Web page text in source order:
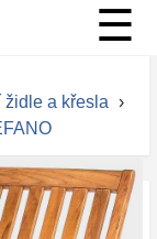
☰
židle a křesla ›